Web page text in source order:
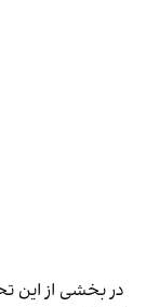
در بخشی از این